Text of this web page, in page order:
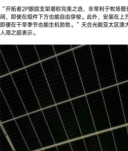
“开拓者2P跟踪支架堪称完美之选，非常利于牧场
间，即使在组件下方也能自由穿梭。此外，安装在上
即便在干旱季节也能生机勃勃。”天合光能亚太区澳
人周之超表示。